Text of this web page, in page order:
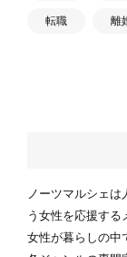
転職 離
ノーツマルシェ
う女性を応援する
女性が暮らしの中